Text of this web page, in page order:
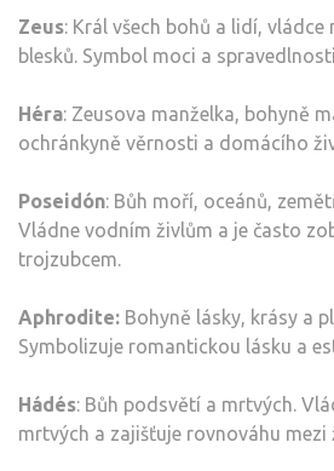
Zeus: Král všech bohů a lidí, vládce
blesků. Symbol moci a
Héra: Zeusova manželka, bohyně
ochránkyně věrnosti a domácího
Poseidón: Bůh moří, oceánů,
Vládne vodním živlům a je často
trojzubcem.
Aphrodite: Bohyně lásky, krásy a
Symbolizuje romantickou lásku a
Hádés: Bůh podsvětí a mrtvých.
mrtvých a zajišťuje rovnováhu